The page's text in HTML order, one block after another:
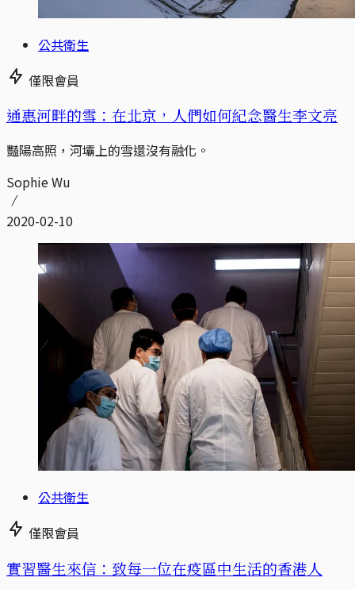
公共衛生
僅限會員
通惠河畔的雪：在北京，人們如何紀念醫生李文亮
豔陽高照，河壩上的雪還沒有融化。
Sophie Wu
2020-02-10
公共衛生
僅限會員
實習醫生來信：致每一位在疫區中生活的香港人